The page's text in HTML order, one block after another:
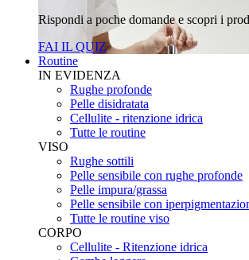
Rispondi a poche domande e scopri i
FAI IL QUIZ
Routine
IN EVIDENZA
Rughe profonde
Pelle disidratata
Cellulite - ritenzione idrica
Tutte le routine
VISO
Rughe sottili
Pelle sensibile con rughe profonde
Pelle impura/grassa
Pelle sensibile con
Tutte le routine viso
CORPO
Cellulite - Ritenzione idrica